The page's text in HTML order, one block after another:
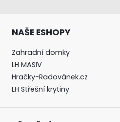
NAŠE ESHOPY
Zahradní domky
LH MASIV
Hračky-Radovánek.cz
LH Střešní krytiny